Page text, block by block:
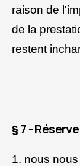
raison de
de la
restent
§ 7 -
1. nous